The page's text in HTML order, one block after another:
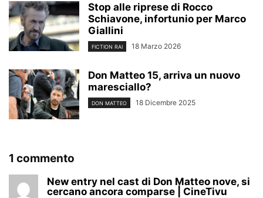
Stop alle riprese di Rocco
Schiavone, infortunio per Marco
Giallini
FICTION RAI 18 Marzo 2026
Don Matteo 15, arriva un nuovo
maresciallo?
DON MATTEO 18 Dicembre 2025
1 commento
New entry nel cast di Don Matteo nove, si
cercano ancora comparse | CineTivu